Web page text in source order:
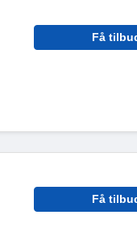
Få
Få